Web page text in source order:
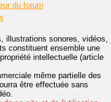
du forum
illustrations sonores, vidéos,
constituent ensemble une
intellectuelle (article
même partielle des
être effectuée sans